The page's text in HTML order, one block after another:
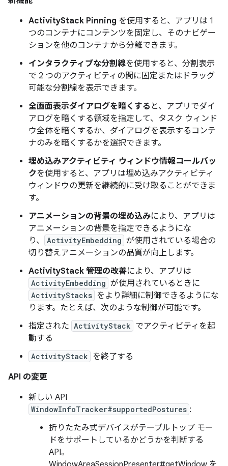
ActivityStack Pinning を使用すると、アプリは 1
つのコンテナにコンテンツを固定し、そのナビゲー
ションを他のコンテナから分離できます。
インタラクティブな分割線を使用すると、分割表示
で 2 つのアクティビティの間に固定またはドラッグ
可能な分割線を表示できます。
全画面表示ダイアログを暗くする と、アプリでダイ
アログを暗くする領域を指定して、タスク ウィンド
ウ全体を暗くするか、ダイアログを表示するコンテ
ナのみを暗くするかを選択できます。
埋め込みアクティビティ ウィンドウ情報コールバッ
クを使用すると、アプリは埋め込みアクティビティ
ウィンドウの更新を継続的に受け取ることができま
す。
アニメーションの背景の埋め込みにより、アプリは
アニメーションの背景を指定できるようにな
り、
ActivityEmbedding が使用されている場合の
切り替えアニメーションの品質が向上します。
ActivityStack 管理の改善により、アプリは
ActivityEmbedding が使用されているときに
ActivityStacks をより詳細に制御できるようにな
ります。たとえば、次のような制御が可能です。
指定された ActivityStack でアクティビティを起
動する
ActivityStack を終了する
API の変更
新しい API
WindowInfoTracker#supportedPostures :
折りたたみ式デバイスがテーブルトップ モー
ドをサポートしているかどうかを判断する
API。